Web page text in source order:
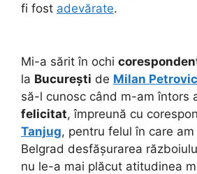
fi fost adevărate.
Mi-a sărit în ochi
la București de Milan Petrovic
să-l cunosc când m-am întors
felicitat, împreună cu
Tanjug, pentru felul în care
Belgrad desfășurarea
nu le-a mai plăcut atitudinea